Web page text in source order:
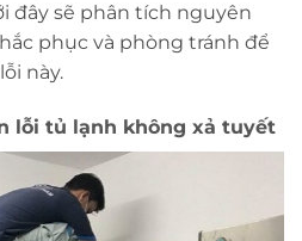
đây sẽ phân tích nguyên
phục và phòng tránh để
này.
lỗi tủ lạnh không xả tuyết